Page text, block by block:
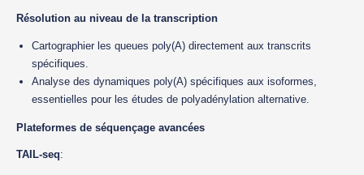
Résolution au niveau de la transcription
Cartographier les queues poly(A) directement aux transcrits
spécifiques.
Analyse des dynamiques poly(A) spécifiques aux isoformes,
essentielles pour les études de polyadénylation alternative.
Plateformes de séquençage avancées
TAIL-seq: